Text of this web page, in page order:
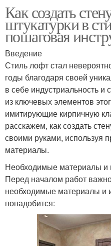
Как создать
штукатурки в
пошаговая
Введение
Стиль лофт стал
годы благодаря своей
в себе индустриальность
из ключевых элементов
имитирующие кирпичную
расскажем, как создать
своими руками, используя
материалы.
Необходимые материалы и
Перед началом работ
необходимые материалы и
понадобится: